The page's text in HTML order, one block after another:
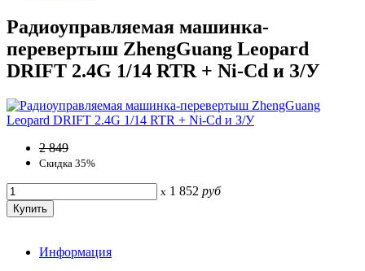
Радиоуправляемая машинка-
перевертыш ZhengGuang Leopard
DRIFT 2.4G 1/14 RTR + Ni-Cd и З/У
2 849
Скидка 35%
x 1 852 руб
Информация